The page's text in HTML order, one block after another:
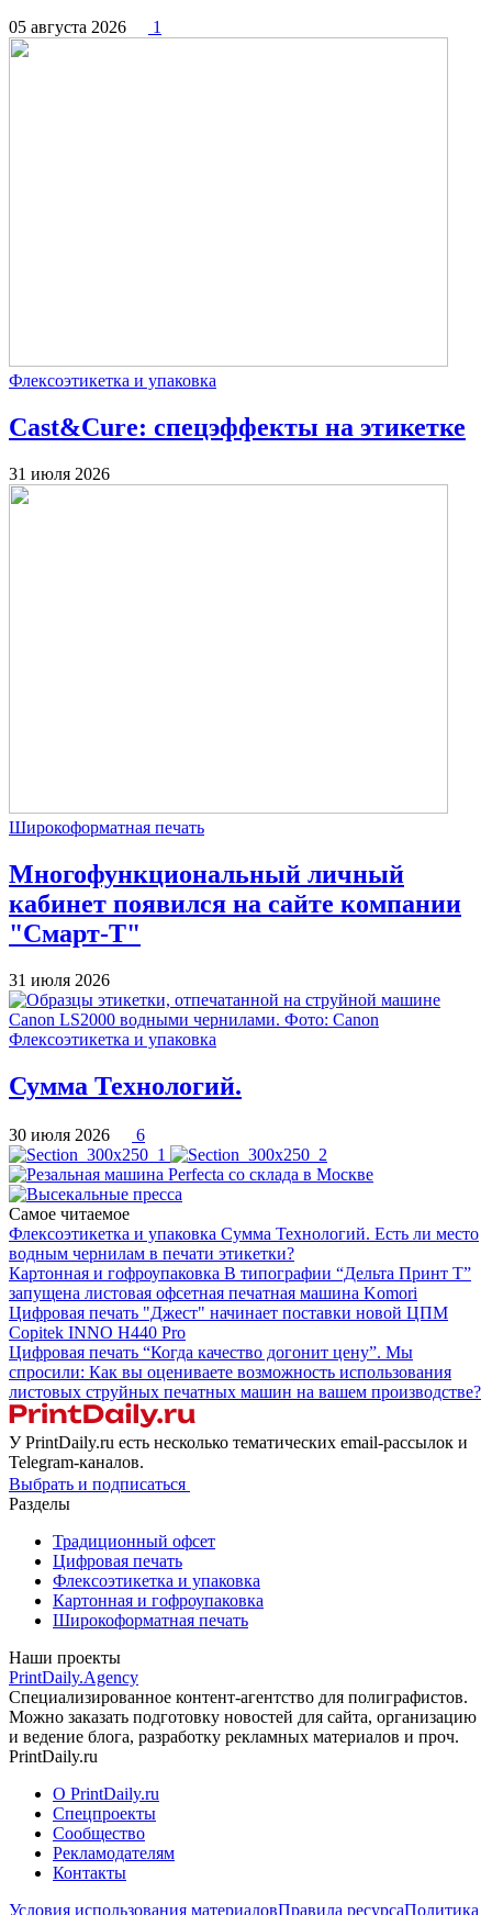
05 августа 2026 1
Флексоэтикетка и упаковка
Cast&Cure: спецэффекты на этикетке
31 июля 2026
Широкоформатная печать
Многофункциональный личный
кабинет появился на сайте компании
"Смарт-Т"
31 июля 2026
Флексоэтикетка и упаковка
Сумма Технологий.
30 июля 2026 6
Самое читаемое
Флексоэтикетка и упаковка Сумма Технологий. Есть ли место
водным чернилам в печати этикетки?
Картонная и гофроупаковка В типографии “Дельта Принт Т”
запущена листовая офсетная печатная машина Komori
Цифровая печать "Джест" начинает поставки новой ЦПМ
Copitek INNO H440 Pro
Цифровая печать “Когда качество догонит цену”. Мы
спросили: Как вы оцениваете возможность использования
листовых струйных печатных машин на вашем производстве?
У PrintDaily.ru есть несколько тематических email-рассылок и
Telegram-каналов.
Выбрать и подписаться
Разделы
Традиционный офсет
Цифровая печать
Флексоэтикетка и упаковка
Картонная и гофроупаковка
Широкоформатная печать
Наши проекты
PrintDaily.Agency
Специализированное контент-агентство для полиграфистов.
Можно заказать подготовку новостей для сайта, организацию
и ведение блога, разработку рекламных материалов и проч.
PrintDaily.ru
О PrintDaily.ru
Спецпроекты
Сообщество
Рекламодателям
Контакты
Условия использования материаловПравила ресурсаПолитика